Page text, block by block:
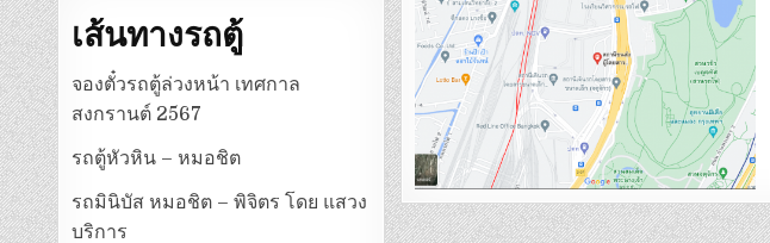
เส้นทางรถตู้
จองตั๋วรถตู้ล่วงหน้า เทศกาล
สงกรานต์ 2567
รถตู้หัวหิน – หมอชิต
รถมินิบัส หมอชิต – พิจิตร โดย แสวง
บริการ